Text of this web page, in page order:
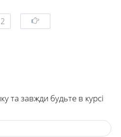
2
та завжди будьте в курсі